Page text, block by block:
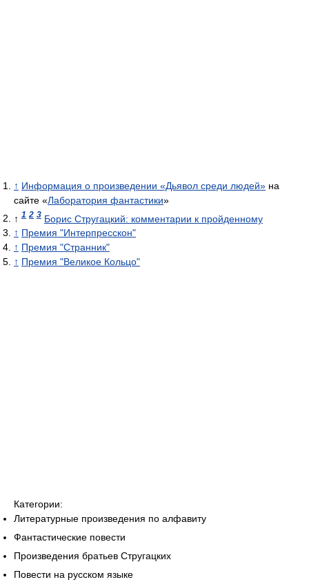
↑ Информация о произведении «Дьявол среди людей» на
сайте «Лаборатория фантастики»
↑ 1 2 3 Борис Стругацкий: комментарии к пройденному
↑ Премия "Интерпресскон"
↑ Премия "Странник"
↑ Премия "Великое Кольцо"
Категории:
Литературные произведения по алфавиту
Фантастические повести
Произведения братьев Стругацких
Повести на русском языке